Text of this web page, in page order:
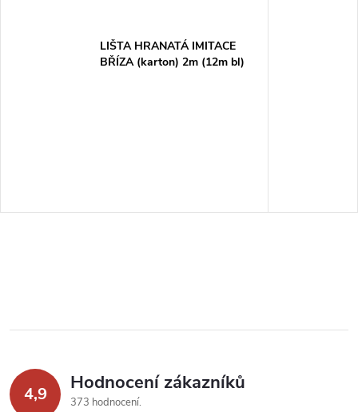
LIŠTA HRANATÁ IMITACE
BŘÍZA (karton) 2m (12m bl)
4,9 Hodnocení zákazníků
373 hodnocení